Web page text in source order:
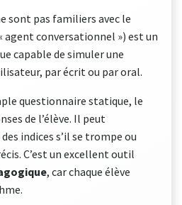
sont pas familiers avec le
agent conversationnel ») est un
capable de simuler une
par écrit ou par oral.
questionnaire statique, le
de l’élève. Il peut
indices s’il se trompe ou
C’est un excellent outil
, car chaque élève